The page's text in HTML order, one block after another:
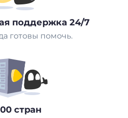
поддержка 24/7
готовы помочь.
стран